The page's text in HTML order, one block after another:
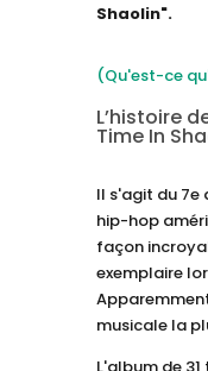
Shaolin".
(Qu'est-ce
L’histoire
Time In
Il s'agit du 7e
hip-hop
façon
exemplaire
musicale la